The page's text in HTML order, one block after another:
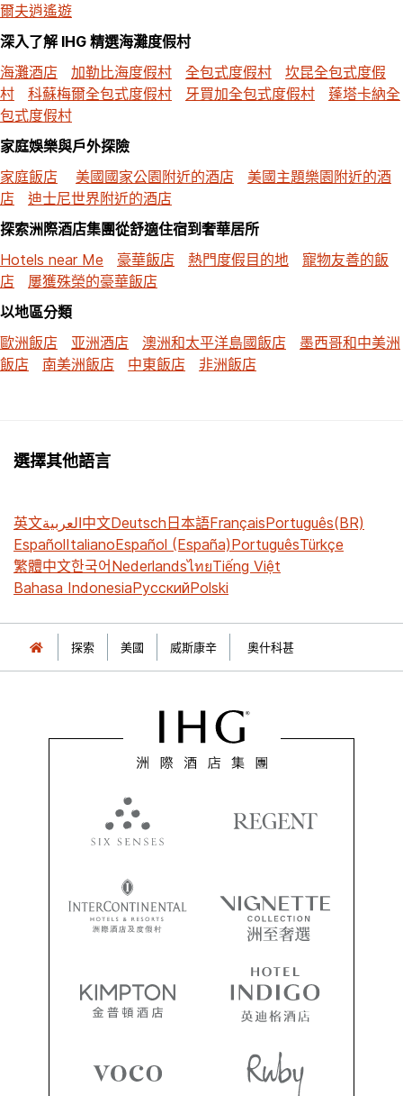
爾夫逍遙遊
深入了解 IHG 精選海灘度假村
海灘酒店
加勒比海度假村 全包式度假村
坎昆全包式度假
村
科蘇梅爾全包式度假村 牙買加全包式度假村
蓬塔卡納全
包式度假村
家庭娛樂與戶外探險
家庭飯店
美國國家公園附近的酒店
美國主題樂園附近的酒
店
迪士尼世界附近的酒店
探索洲際酒店集團從舒適住宿到奢華居所
Hotels near Me
豪華飯店 熱門度假目的地
寵物友善的飯
店
屢獲殊榮的豪華飯店
以地區分類
歐洲飯店
亚洲酒店 澳洲和太平洋島國飯店
墨西哥和中美洲
飯店
南美洲飯店 中東飯店 非洲飯店
選擇其他語言
英文العربية中文Deutsch日本語FrançaisPortuguês(BR)
EspañolItalianoEspañol (España)PortuguêsTürkçe
繁體中文한국어NederlandsไทยTiếng Việt
Bahasa IndonesiaРусскийPolski
探索 美國 威斯康辛 奧什科甚